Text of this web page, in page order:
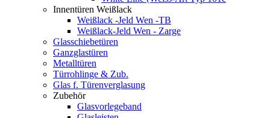
Innentüren Weißlack
Weißlack -Jeld Wen -TB
Weißlack-Jeld Wen - Zarge
Glasschiebetüren
Ganzglastüren
Metalltüren
Türrohlinge & Zub.
Glas f. Türenverglasung
Zubehör
Glasvorlegeband